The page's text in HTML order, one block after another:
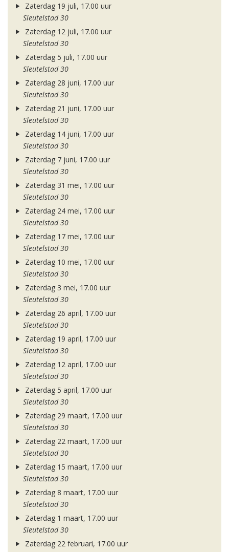
Zaterdag 19 juli, 17.00 uur
Sleutelstad 30
Zaterdag 12 juli, 17.00 uur
Sleutelstad 30
Zaterdag 5 juli, 17.00 uur
Sleutelstad 30
Zaterdag 28 juni, 17.00 uur
Sleutelstad 30
Zaterdag 21 juni, 17.00 uur
Sleutelstad 30
Zaterdag 14 juni, 17.00 uur
Sleutelstad 30
Zaterdag 7 juni, 17.00 uur
Sleutelstad 30
Zaterdag 31 mei, 17.00 uur
Sleutelstad 30
Zaterdag 24 mei, 17.00 uur
Sleutelstad 30
Zaterdag 17 mei, 17.00 uur
Sleutelstad 30
Zaterdag 10 mei, 17.00 uur
Sleutelstad 30
Zaterdag 3 mei, 17.00 uur
Sleutelstad 30
Zaterdag 26 april, 17.00 uur
Sleutelstad 30
Zaterdag 19 april, 17.00 uur
Sleutelstad 30
Zaterdag 12 april, 17.00 uur
Sleutelstad 30
Zaterdag 5 april, 17.00 uur
Sleutelstad 30
Zaterdag 29 maart, 17.00 uur
Sleutelstad 30
Zaterdag 22 maart, 17.00 uur
Sleutelstad 30
Zaterdag 15 maart, 17.00 uur
Sleutelstad 30
Zaterdag 8 maart, 17.00 uur
Sleutelstad 30
Zaterdag 1 maart, 17.00 uur
Sleutelstad 30
Zaterdag 22 februari, 17.00 uur